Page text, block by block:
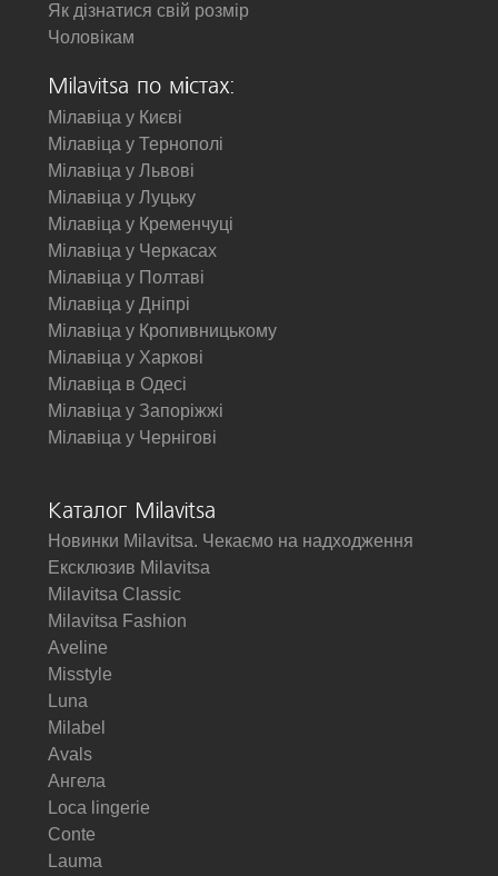
Як дізнатися свій розмір
Чоловікам
Milavitsa по містах:
Мілавіца у Києві
Мілавіца у Тернополі
Мілавіца у Львові
Мілавіца у Луцьку
Мілавіца у Кременчуці
Мілавіца у Черкасах
Мілавіца у Полтаві
Мілавіца у Дніпрі
Мілавіца у Кропивницькому
Мілавіца у Харкові
Мілавіца в Одесі
Мілавіца у Запоріжжі
Мілавіца у Чернігові
Каталог Milavitsa
Новинки Milavitsa. Чекаємо на надходження
Ексклюзив Milavitsa
Milavitsa Classic
Milavitsa Fashion
Aveline
Misstyle
Luna
Milabel
Avals
Ангела
Loca lingerie
Conte
Lauma